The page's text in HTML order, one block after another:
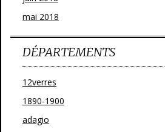
mai 2018
DÉPARTEMENTS
12verres
1890-1900
adagio